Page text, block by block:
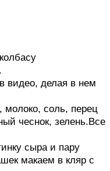
видео, делая в нем
соль, перец
чеснок, зелень.Все
сыра и пару
макаем в кляр с